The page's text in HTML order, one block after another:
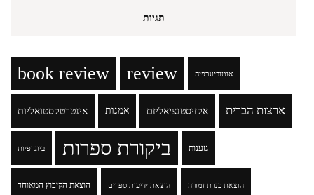
תגיות
book review review אוטוביוגרפיה
אינטרטקסטואליות אמנות אקזיסטנציאליזם ארצות הברית
ביוגרפיות ביקורת ספרות גזענות
הוצאת הקיבוץ המאוחד הוצאת ידיעות ספרים הוצאת כנרת זמורה